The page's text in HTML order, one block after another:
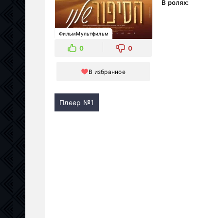
ФильмМультфильм
0 0
В избранное
В ролях:
Плеер №1